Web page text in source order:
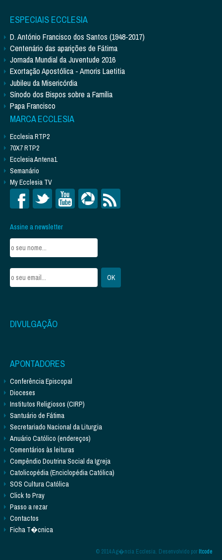
ESPECIAIS ECCLESIA
D. António Francisco dos Santos (1948-2017)
Centenário das aparições de Fátima
Jornada Mundial da Juventude 2016
Exortação Apostólica - Amoris Laetitia
Jubileu da Misericórdia
Sínodo dos Bispos sobre a Família
Papa Francisco
MARCA ECCLESIA
Ecclesia RTP2
70X7 RTP2
Ecclesia Antena1
Semanário
My Ecclesia TV
Assine a newsletter
DIVULGAÇÃO
APONTADORES
Conferência Episcopal
Dioceses
Institutos Religiosos (CIRP)
Santuário de Fátima
Secretariado Nacional da Liturgia
Anuário Católico (endereços)
Comentários às leituras
Compêndio Doutrina Social da Igreja
Catolicopédia (Enciclopédia Católica)
SOS Cultura Católica
Click to Pray
Passo a rezar
Contactos
Ficha T�cnica
© 2014 Ag�ncia Ecclesia. Desenvolvido porItcode